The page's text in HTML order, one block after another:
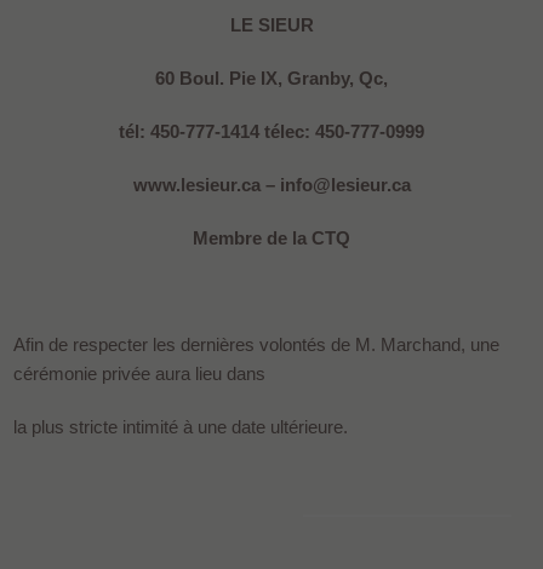
LE SIEUR
60 Boul. Pie IX, Granby, Qc,
tél: 450-777-1414 télec: 450-777-0999
www.lesieur.ca – info@lesieur.ca
Membre de la CTQ
Afin de respecter les dernières volontés de M. Marchand, une
cérémonie privée aura lieu dans
la plus stricte intimité à une date ultérieure.